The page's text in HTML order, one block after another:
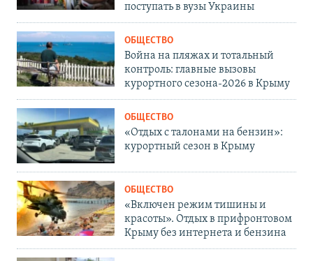
поступать в вузы Украины
ОБЩЕСТВО
Война на пляжах и тотальный
контроль: главные вызовы
курортного сезона-2026 в Крыму
ОБЩЕСТВО
«Отдых с талонами на бензин»:
курортный сезон в Крыму
ОБЩЕСТВО
«Включен режим тишины и
красоты». Отдых в прифронтовом
Крыму без интернета и бензина